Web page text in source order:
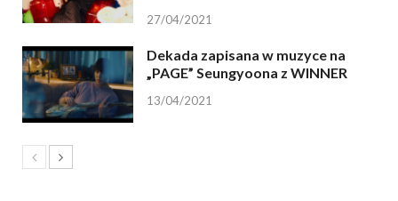
27/04/2021
Dekada zapisana w muzyce na
„PAGE” Seungyoona z WINNER
13/04/2021